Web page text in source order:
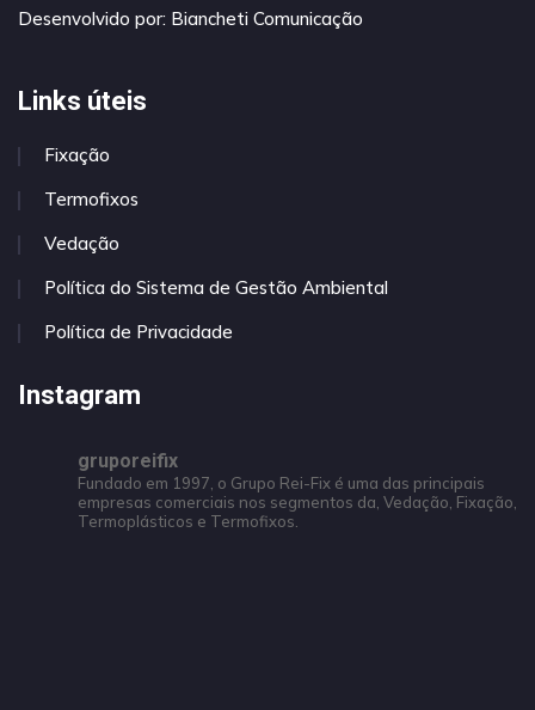
Desenvolvido por: Biancheti Comunicação
Links úteis
Fixação
Termofixos
Vedação
Política do Sistema de Gestão Ambiental
Política de Privacidade
Instagram
gruporeifix
Fundado em 1997, o Grupo Rei-Fix é uma das principais
empresas comerciais nos segmentos da, Vedação, Fixação,
Termoplásticos e Termofixos.